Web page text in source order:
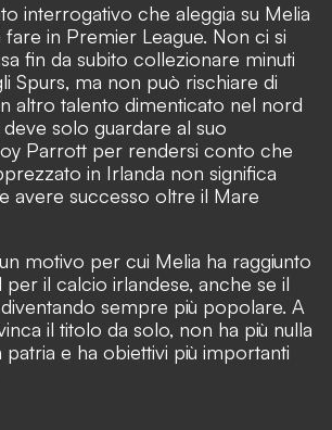
interrogativo che aleggia su Melia
fare in Premier League. Non ci si
fin da subito collezionare minuti
Spurs, ma non può rischiare di
altro talento dimenticato nel nord
solo guardare al suo
Parrott per rendersi conto che
in Irlanda non significa
avere successo oltre il Mare
motivo per cui Melia ha raggiunto
il calcio irlandese, anche se il
sempre più popolare. A
il titolo da solo, non ha più nulla
e ha obiettivi più importanti